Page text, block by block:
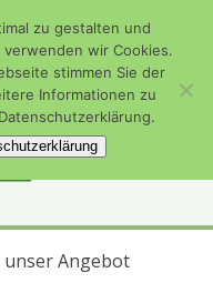
0365 8561487
Zweckverband
Ostthüringen
ansehenfür
unser Angebot
zu gestalten und
wir Cookies.
stimmen Sie der
Informationen zu